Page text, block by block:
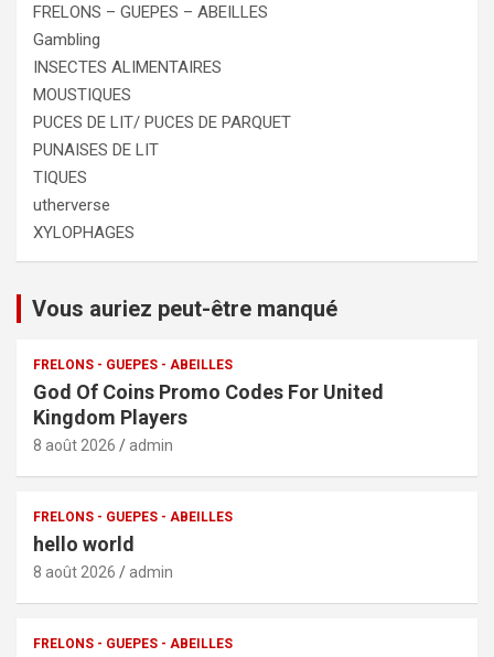
FRELONS – GUEPES – ABEILLES
Gambling
INSECTES ALIMENTAIRES
MOUSTIQUES
PUCES DE LIT/ PUCES DE PARQUET
PUNAISES DE LIT
TIQUES
utherverse
XYLOPHAGES
Vous auriez peut-être manqué
FRELONS - GUEPES - ABEILLES
God Of Coins Promo Codes For United
Kingdom Players
8 août 2026 admin
FRELONS - GUEPES - ABEILLES
hello world
8 août 2026 admin
FRELONS - GUEPES - ABEILLES